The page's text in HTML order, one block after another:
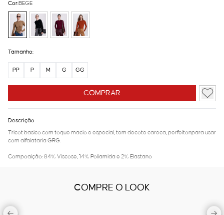
COMPRAR
Cor:BEGE
Tamanho:
PP P M G GG
Descrição
Tricot básico com toque macio e especial, tem decote careca, perfeitonpara usar
com alfaiataria GRG.
Compoaição: 84% Viscose, 14% Poliamida e 2% Elastano
COMPRE O LOOK